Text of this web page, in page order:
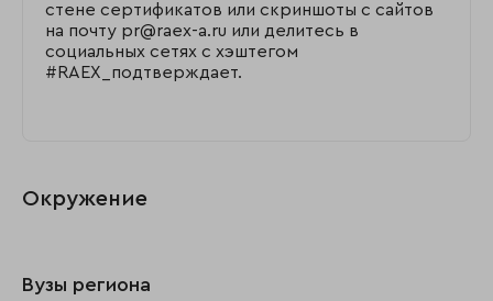
стене сертификатов или скриншоты с сайтов
на почту pr@raex-a.ru или делитесь в
социальных сетях с хэштегом
#RAEX_подтверждает.
Окружение
Вузы региона